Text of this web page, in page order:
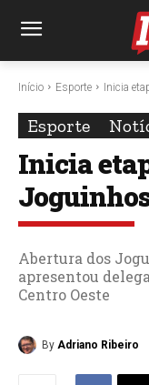
Início Esporte Inicia
Esporte
Inicia
Abertura dos
apresentou
Centro Oeste
By Adriano Ribeiro